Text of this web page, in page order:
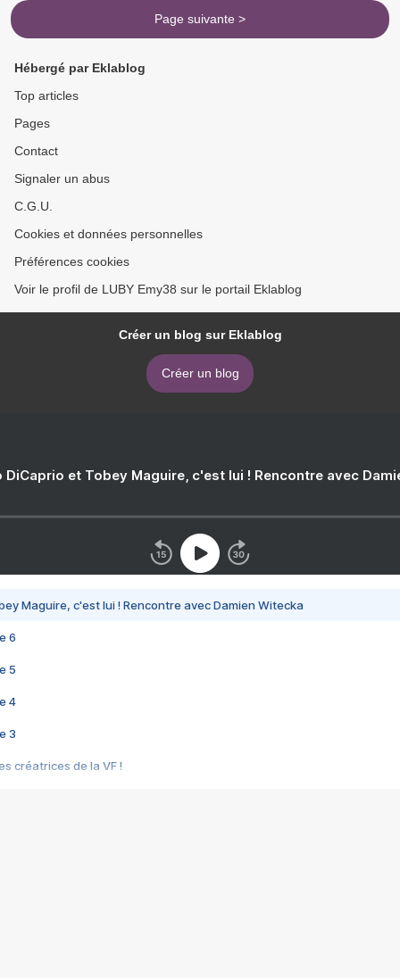
Page suivante >
Hébergé par Eklablog
Top articles
Pages
Contact
Signaler un abus
C.G.U.
Cookies et données personnelles
Préférences cookies
Voir le profil de LUBY Emy38 sur le portail Eklablog
Créer un blog sur Eklablog
Créer un blog
DiCaprio et Tobey Maguire, c'est lui ! Rencontre avec
Maguire, c'est lui ! Rencontre avec Damien Witecka
6
5
4
3
créatrices de la VF !